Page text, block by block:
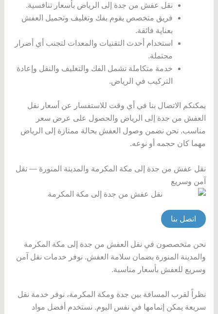
نقل عفش من جدة إلى الرياض بأسعار تنافسية.
فريق متخصص يقوم بفك وتغليف وتحميل العفش
بعناية فائقة.
استخدام أحدث التقنيات والمعدات لتجنب أي أضرار
محتملة.
خدمة متكاملة تشمل الفك والتغليف والنقل وإعادة
التركيب في الرياض.
يمكنكم الاتصال بنا في أي وقت للاستفسار عن أسعار نقل
العفش من جدة إلى الرياض والحصول على عرض سعر
مناسب. نحن نضمن وصول العفش بحالة ممتازة إلى الرياض
مهما كان حجمه أو نوعه.
نقل عفش من جدة إلى مكة المكرمة والمدينة المنورة — نقل
آمن وسريع
اتصل بنا
نحن متخصصون في نقل العفش من جدة إلى مكة المكرمة
والمدينة المنورة بضمان سلامة العفش. نوفر خدمات نقل آمن
وسريع للعفش بأسعار مناسبة.
نظراً لقرب المسافة بين جدة ومكة المكرمة، نوفر خدمة نقل
سريعة يمكن إتمامها في نفس اليوم. نستخدم أفضل مواد